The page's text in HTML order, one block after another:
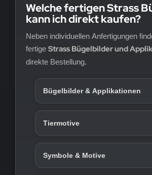
Welche fertigen Strass
kann ich direkt kaufen?
Neben individuellen Anfertigungen
fertige Strass Bügelbilder und
direkte Bestellung.
Bügelbilder & Applikationen
Tiermotive
Symbole & Motive